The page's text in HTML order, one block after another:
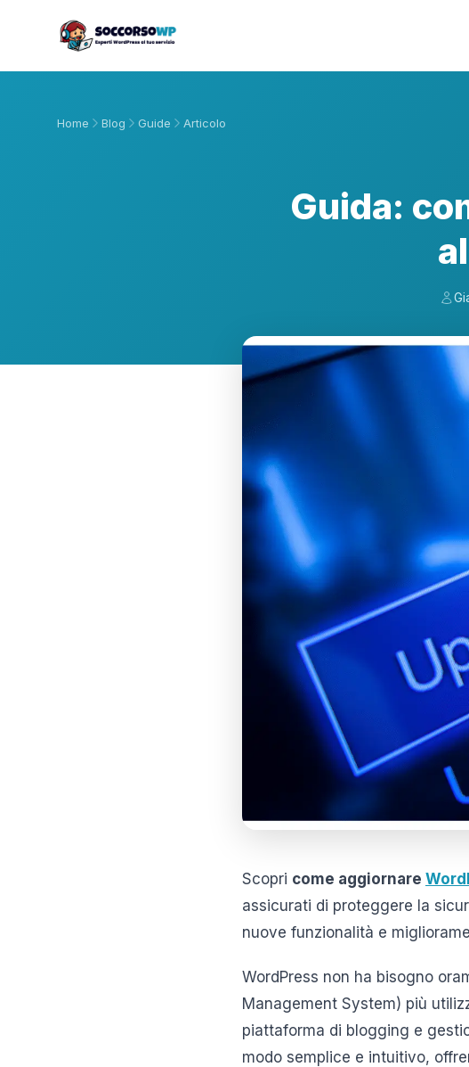
Home Blog Guide Articolo
Guida:
Scopri come aggiornare
assicurati di proteggere la
nuove funzionalità e
WordPress non ha bisogno
Management System) più
piattaforma di blogging e
modo semplice e intuitivo,